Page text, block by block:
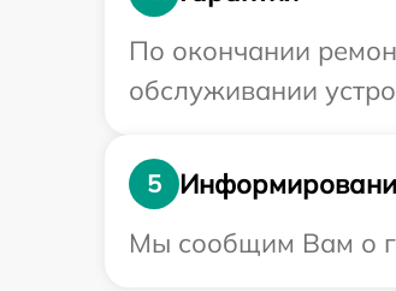
По окончании
обслуживании
5
Мы сообщим Вам о